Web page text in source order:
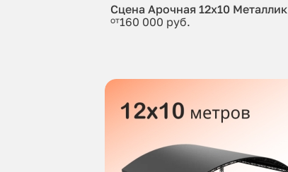
Сцена Арочная 12x10 Металлик
от160 000 руб.